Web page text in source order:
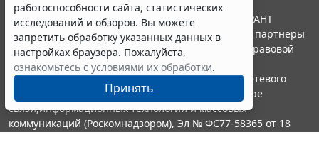
работоспособности сайта, статистических
исследований и обзоров. Вы можете
запретить обработку указанных данных в
настройках браузера. Пожалуйста,
ознакомьтесь с условиями их обработки.
Принять
© ООО "НПП "ГАРАНТ-СЕРВИС", 2026. Система ГАРАНТ
выпускается с 1990 года. Компания "Гарант" и ее партнеры
являются участниками Российской ассоциации правовой
информации ГАРАНТ.
Портал ГАРАНТ.РУ зарегистрирован в качестве сетевого
издания Федеральной службой по надзору в сфере
связи,информационных технологий и массовых
коммуникаций (Роскомнадзором), Эл № ФС77-58365 от 18